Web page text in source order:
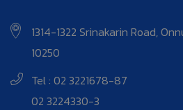
1314-1322 Srinakarin Road,
10250
Tel : 02 3221678-87
02 3224330-3